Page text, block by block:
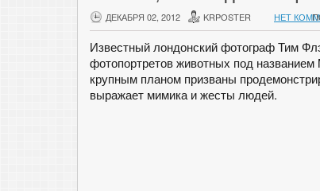
ДЕКАБРЯ 02, 2012 KRPOSTER НЕТ
Известный лондонский фотограф Тим
фотопортретов животных под
крупным планом призваны
выражает мимика и жесты людей.